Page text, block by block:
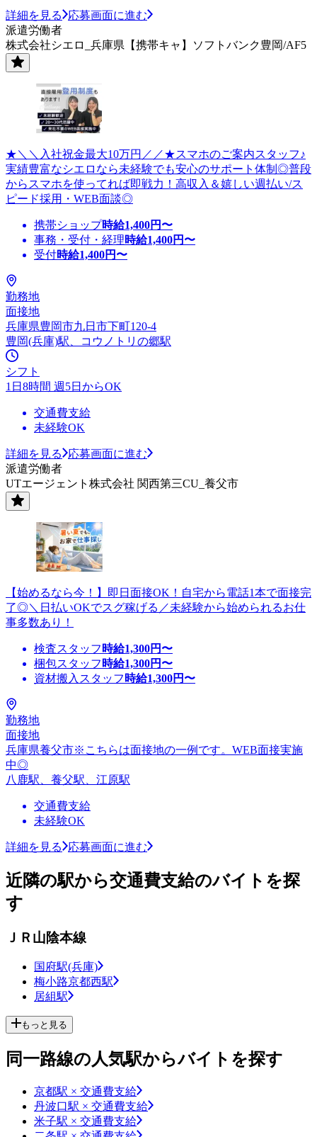
詳細を見る
応募画面に進む
派遣労働者
株式会社シエロ_兵庫県【携帯キャ】ソフトバンク豊岡/AF5
★＼＼入社祝金最大10万円／／★スマホのご案内スタッフ♪
実績豊富なシエロなら未経験でも安心のサポート体制◎普段
からスマホを使ってれば即戦力！高収入＆嬉しい週払い/ス
ピード採用・WEB面談◎
携帯ショップ時給1,400円〜
事務・受付・経理時給1,400円〜
受付時給1,400円〜
勤務地
面接地
兵庫県豊岡市九日市下町120-4
豊岡(兵庫)駅、コウノトリの郷駅
シフト
1日8時間 週5日からOK
交通費支給
未経験OK
詳細を見る
応募画面に進む
派遣労働者
UTエージェント株式会社 関西第三CU_養父市
【始めるなら今！】即日面接OK！自宅から電話1本で面接完
了◎＼日払いOKでスグ稼げる／未経験から始められるお仕
事多数あり！
検査スタッフ 時給1,300円〜
梱包スタッフ 時給1,300円〜
資材搬入スタッフ 時給1,300円〜
勤務地
面接地
兵庫県養父市※こちらは面接地の一例です。WEB面接実施
中◎
八鹿駅、養父駅、江原駅
交通費支給
未経験OK
詳細を見る 応募画面に進む
近隣の駅から交通費支給のバイトを探
す
ＪＲ山陰本線
国府駅(兵庫)
梅小路京都西駅
居組駅
もっと見る
同一路線の人気駅からバイトを探す
京都駅 × 交通費支給
丹波口駅 × 交通費支給
米子駅 × 交通費支給